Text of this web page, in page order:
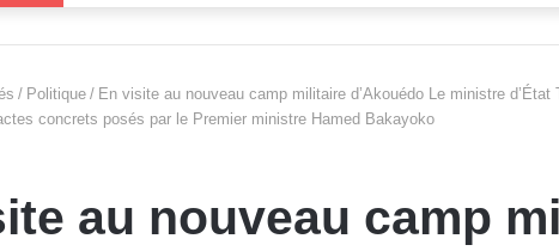
/ Politique / En visite au nouveau camp militaire d’Akouédo Le ministre d’État
concrets posés par le Premier ministre Hamed Bakayoko
au nouveau camp